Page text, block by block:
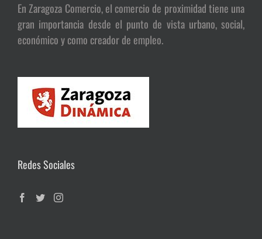
En Zaragoza Comercio, el comercio de proximidad tiene una
gran importancia desde el punto de vista urbano, social,
económico y como creador de empleo.
Redes Sociales